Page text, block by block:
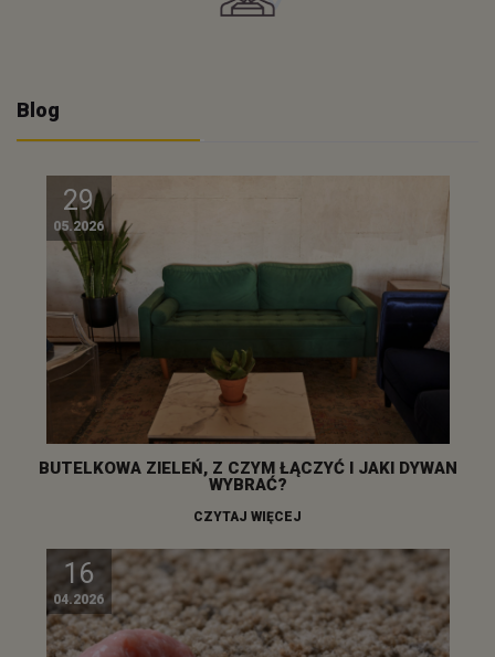
Blog
29
05.2026
BUTELKOWA ZIELEŃ, Z CZYM ŁĄCZYĆ I JAKI DYWAN
WYBRAĆ?
CZYTAJ WIĘCEJ
16
04.2026